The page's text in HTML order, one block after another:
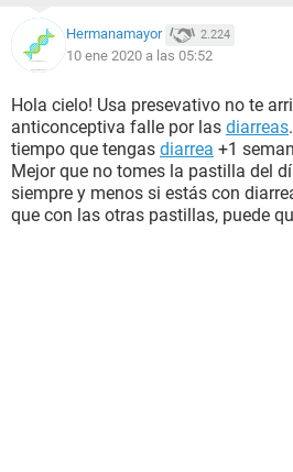
Hermanamayor 2.224
10 ene 2020 a las 05:52
Hola cielo! Usa presevativo no te
anticonceptiva falle por las diarreas
tiempo que tengas diarrea +1
Mejor que no tomes la pastilla del
siempre y menos si estás con
que con las otras pastillas, puede